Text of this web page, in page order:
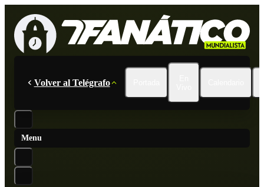
Volver al Telégrafo
Menu